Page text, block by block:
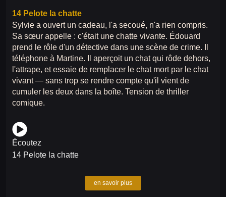
14 Pelote la chatte
Sylvie a ouvert un cadeau, l'a secoué, n'a rien compris.
Sa sœur appelle : c'était une chatte vivante. Édouard
prend le rôle d'un détective dans une scène de crime. Il
téléphone à Martine. Il aperçoit un chat qui rôde dehors,
l'attrape, et essaie de remplacer le chat mort par le chat
vivant — sans trop se rendre compte qu'il vient de
cumuler les deux dans la boîte. Tension de thriller
comique.
Écoutez
14 Pelote la chatte
en savoir plus